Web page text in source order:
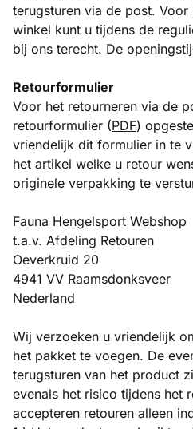
terugsturen via de post.
winkel kunt u tijdens de
bij ons terecht. De
Retourformulier
Voor het retourneren via de
retourformulier (PDF)
vriendelijk dit formulier in te
het artikel welke u retour
originele verpakking te
Fauna Hengelsport Webshop
t.a.v. Afdeling Retouren
Oeverkruid 20
4941 VV Raamsdonksveer
Nederland
Wij verzoeken u vriendelijk
het pakket te voegen. De
terugsturen van het product
evenals het risico tijdens het
accepteren retouren alleen